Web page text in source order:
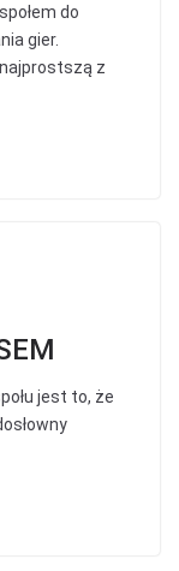
do
gier.
z
jest to, że